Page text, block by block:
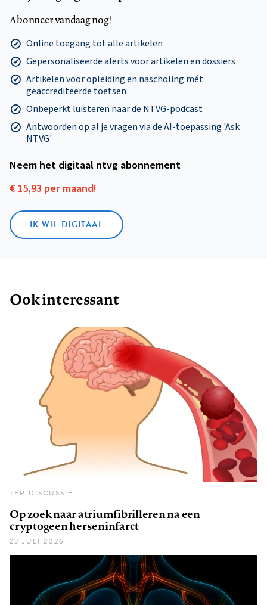
Abonneer vandaag nog!
Online toegang tot alle artikelen
Gepersonaliseerde alerts voor artikelen en dossiers
Artikelen voor opleiding en nascholing mét
geaccrediteerde toetsen
Onbeperkt luisteren naar de NTVG-podcast
Antwoorden op al je vragen via de AI-toepassing 'Ask
NTVG'
Neem het digitaal ntvg abonnement
€ 15,93 per maand!
IK WIL DIGITAAL
Ook interessant
TER DISCUSSIE
Op zoek naar atriumfibrilleren na een
cryptogeen herseninfarct
23 JULI 2026